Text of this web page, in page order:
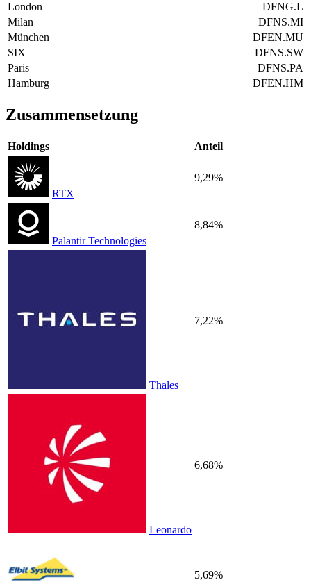
London
DFNG.L
Milan
DFNS.MI
München
DFEN.MU
SIX
DFNS.SW
Paris
DFNS.PA
Hamburg
DFEN.HM
Zusammensetzung
Holdings Anteil
RTX
9,29%
Palantir Technologies
8,84%
Thales
7,22%
Leonardo
6,68%
5,69%